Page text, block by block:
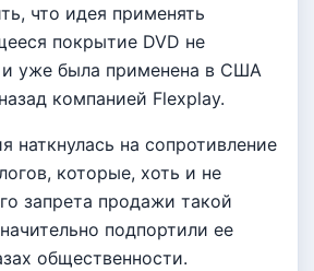
что идея применять
покрытие DVD не
и уже была применена в США
компанией Flexplay.
наткнулась на сопротивление
которые, хоть и не
запрета продажи такой
подпортили ее
общественности.